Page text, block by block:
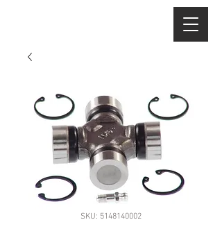
SKU: 5148140002